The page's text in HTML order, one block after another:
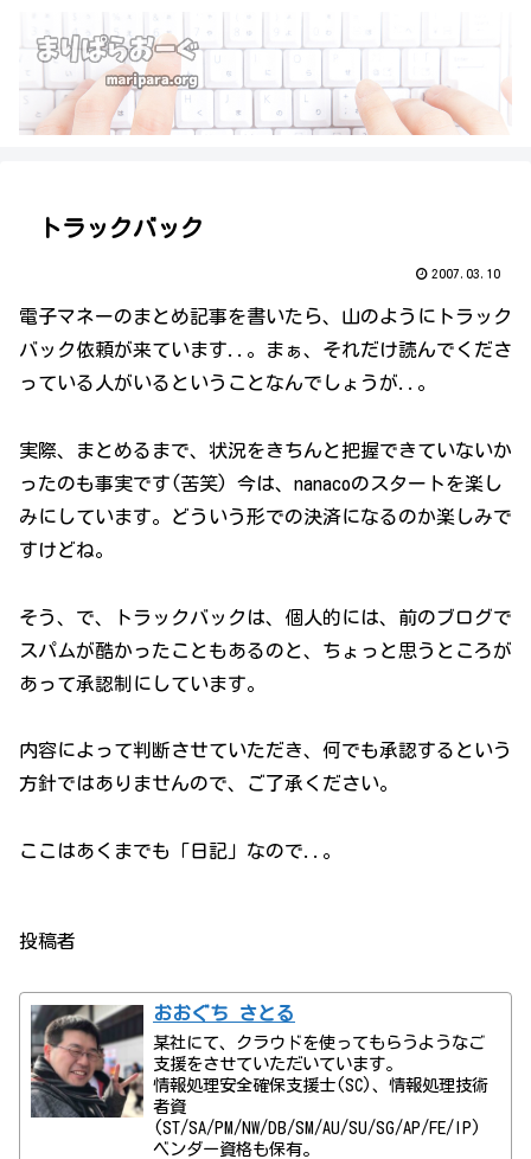
トラックバック
2007.03.10
電子マネーのまとめ記事を書いたら、山のようにトラック
バック依頼が来ています..。まぁ、それだけ読んでくださ
っている人がいるということなんでしょうが..。
実際、まとめるまで、状況をきちんと把握できていないか
ったのも事実です(苦笑) 今は、nanacoのスタートを楽し
みにしています。どういう形での決済になるのか楽しみで
すけどね。
そう、で、トラックバックは、個人的には、前のブログで
スパムが酷かったこともあるのと、ちょっと思うところが
あって承認制にしています。
内容によって判断させていただき、何でも承認するという
方針ではありませんので、ご了承ください。
ここはあくまでも「日記」なので..。
投稿者
おおぐち さとる
某社にて、クラウドを使ってもらうようなご
支援をさせていただいています。
情報処理安全確保支援士(SC)、情報処理技術
者資
(ST/SA/PM/NW/DB/SM/AU/SU/SG/AP/FE/IP)
ベンダー資格も保有。